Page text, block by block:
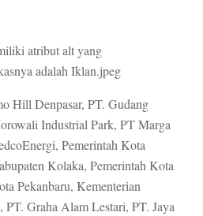
Hill Denpasar, PT. Gudang
Industrial Park, PT Marga
Pemerintah Kota
Kolaka, Pemerintah Kota
Pekanbaru, Kementerian
Graha Alam Lestari, PT. Jaya